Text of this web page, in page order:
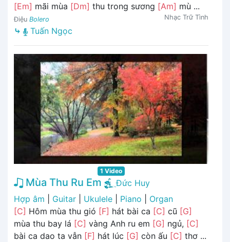
[Em] mãi mùa [Dm] thu trong sương [Am] mù ...
Điệu Bolero Nhạc Trữ Tình
⤷ Tuấn Ngọc
1 Video
Mùa Thu Ru Em
Đức Huy
Hợp âm
Guitar Ukulele Piano
Organ
[C] Hôm mùa thu gió [F] hát bài ca [C] cũ [G]
mùa thu bay lá [C] vàng Anh ru em [G] ngủ, [C]
bài ca dao ta vẫn [F] hát lúc [G] còn ấu [C] thơ ...